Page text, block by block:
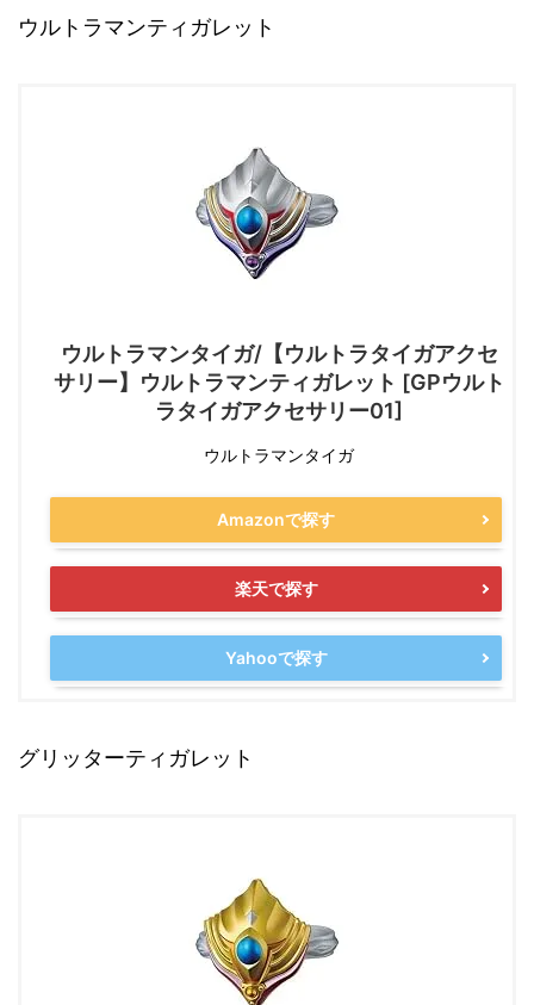
ウルトラマンティガレット
ウルトラマンタイガ/【ウルトラタイガアクセ
サリー】ウルトラマンティガレット [GPウルト
ラタイガアクセサリー01]
ウルトラマンタイガ
Amazonで探す
楽天で探す
Yahooで探す
グリッターティガレット